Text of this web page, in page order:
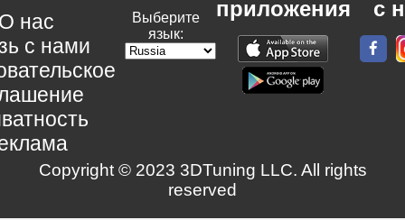
нас
с нами
Выберите
язык:
приложения
с
Copyright © 2023 3DTuning LLC. All rights
reserved